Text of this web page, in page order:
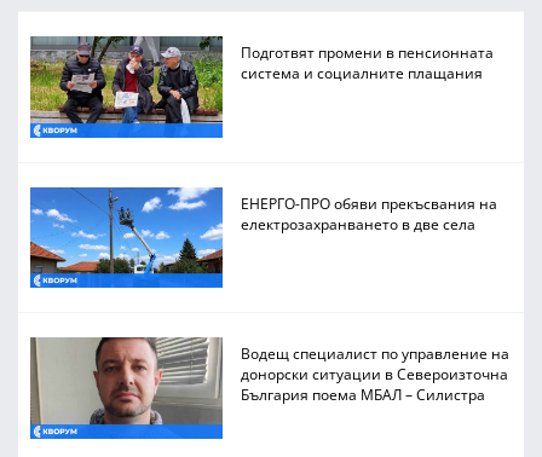
Подготвят промени в пенсионната
система и социалните плащания
ЕНЕРГО-ПРО обяви прекъсвания на
електрозахранването в две села
Водещ специалист по управление на
донорски ситуации в Североизточна
България поема МБАЛ – Силистра